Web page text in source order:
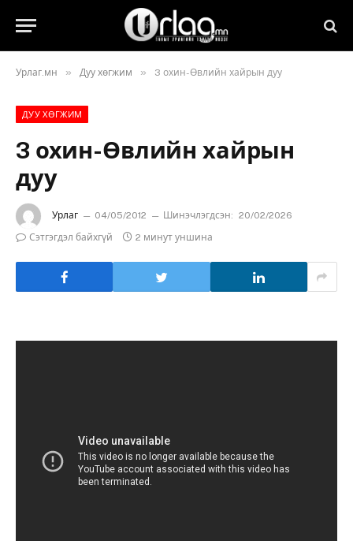
Урлаг.мн » Дуу хөгжим » 3 охин-Өвлийн хайрын дуу
ДУУ ХӨГЖИМ
3 охин-Өвлийн хайрын
дуу
Урлаг 04/05/2012 Шинэчлэгдсэн: 20/02/2026
Сэтгэгдэл байхгүй
2 минут уншина